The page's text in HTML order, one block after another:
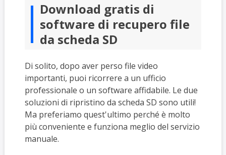
Download gratis di
software di recupero file
da scheda SD
Di solito, dopo aver perso file video
importanti, puoi ricorrere a un ufficio
professionale o un software affidabile. Le due
soluzioni di ripristino da scheda SD sono utili!
Ma preferiamo quest'ultimo perché è molto
più conveniente e funziona meglio del servizio
manuale.